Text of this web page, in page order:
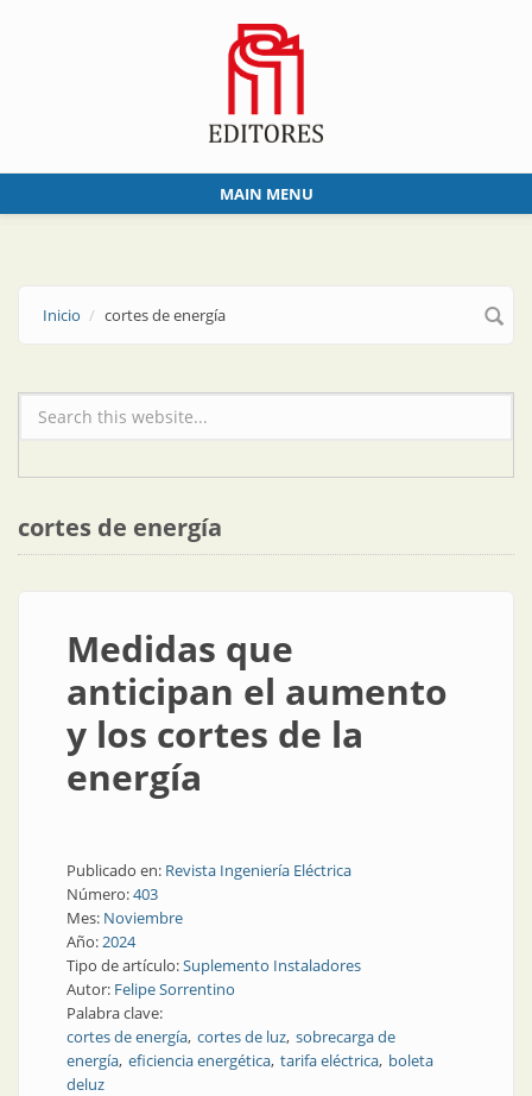
MAIN MENU
Inicio cortes de energía
Formulario de búsqueda
cortes de energía
Medidas que
anticipan el aumento
y los cortes de la
energía
Publicado en: Revista Ingeniería Eléctrica
Número:403
Mes: Noviembre
Año:2024
Tipo de artículo:Suplemento Instaladores
Autor: Felipe Sorrentino
Palabra clave:
cortes de energía cortes de luz sobrecarga de
energía eficiencia energética tarifa eléctrica boleta
deluz